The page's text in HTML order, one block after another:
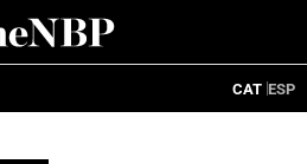
CAT ESP